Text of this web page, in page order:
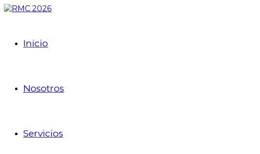
Inicio
Nosotros
Servicios